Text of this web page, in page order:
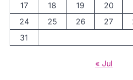
17
18 19 20
24
25 26 27
31
« Jul